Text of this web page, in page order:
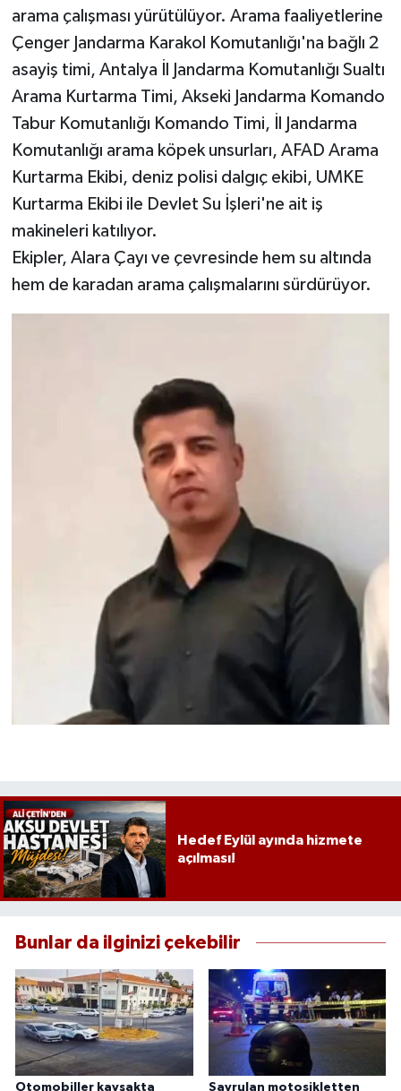
arama çalışması yürütülüyor. Arama faaliyetlerine
Çenger Jandarma Karakol Komutanlığı'na bağlı 2
asayiş timi, Antalya İl Jandarma Komutanlığı Sualtı
Arama Kurtarma Timi, Akseki Jandarma Komando
Tabur Komutanlığı Komando Timi, İl Jandarma
Komutanlığı arama köpek unsurları, AFAD Arama
Kurtarma Ekibi, deniz polisi dalgıç ekibi, UMKE
Kurtarma Ekibi ile Devlet Su İşleri'ne ait iş
makineleri katılıyor.
Ekipler, Alara Çayı ve çevresinde hem su altında
hem de karadan arama çalışmalarını sürdürüyor.
Hedef Eylül ayında hizmete
açılması!
Bunlar da ilginizi çekebilir
Otomobiller kavşakta
Savrulan motosikletten